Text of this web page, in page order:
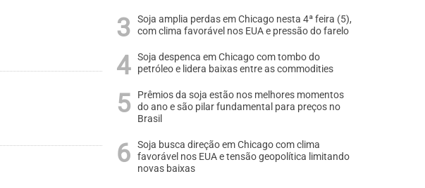
Soja amplia perdas em Chicago nesta 4ª feira (5),
com clima favorável nos EUA e pressão do farelo
Soja despenca em Chicago com tombo do
petróleo e lidera baixas entre as commodities
Prêmios da soja estão nos melhores momentos
do ano e são pilar fundamental para preços no
Brasil
Soja busca direção em Chicago com clima
favorável nos EUA e tensão geopolítica limitando
novas baixas